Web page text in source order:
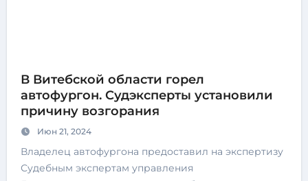
В Витебской области горел
автофургон. Судэксперты установили
причину возгорания
Июн 21, 2024
Владелец автофургона предоставил на экспертизу
Судебным экспертам управления